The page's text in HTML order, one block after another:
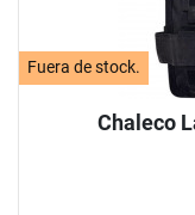
Fuera de stock.
Chaleco